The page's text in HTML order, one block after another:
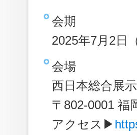
会期
2025年7月2日
会場
西日本総合展
〒802-0001 福
アクセス▶